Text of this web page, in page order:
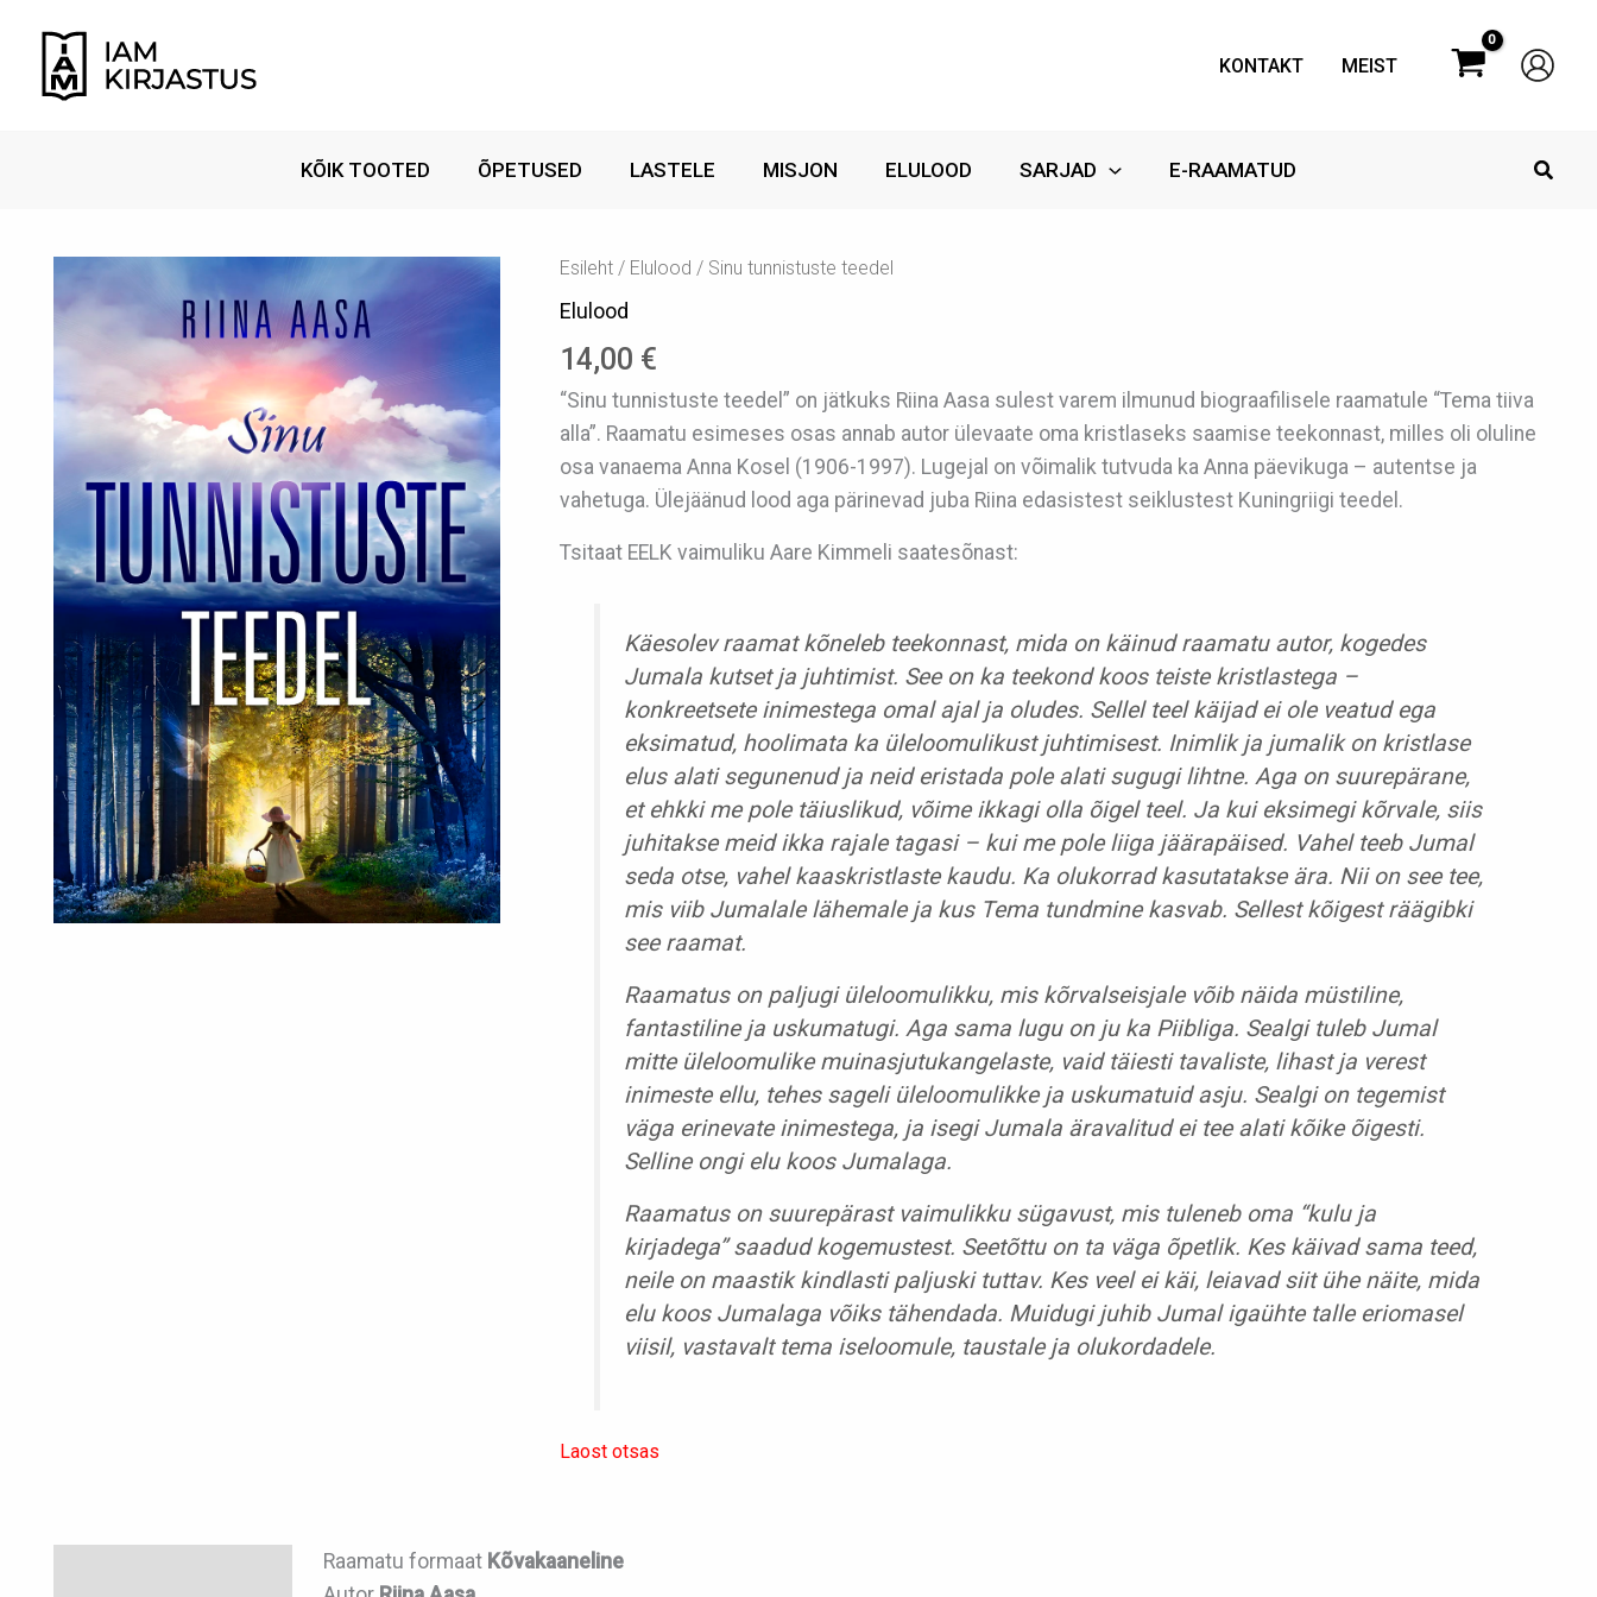
content
KONTAKT MEIST
KÕIK TOOTED ÕPETUSED LASTELE MISJON ELULOOD SARJAD E-RAAMATUD
Esileht / Elulood / Sinu tunnistuste teedel
Elulood
14,00 €
“Sinu tunnistuste teedel” on jätkuks Riina Aasa sulest varem ilmunud biograafilisele raamatule “Tema tiiva
alla”. Raamatu esimeses osas annab autor ülevaate oma kristlaseks saamise teekonnast, milles oli oluline
osa vanaema Anna Kosel (1906-1997). Lugejal on võimalik tutvuda ka Anna päevikuga – autentse ja
vahetuga. Ülejäänud lood aga pärinevad juba Riina edasistest seiklustest Kuningriigi teedel.
Tsitaat EELK vaimuliku Aare Kimmeli saatesõnast:
Käesolev raamat kõneleb teekonnast, mida on käinud raamatu autor, kogedes
Jumala kutset ja juhtimist. See on ka teekond koos teiste kristlastega –
konkreetsete inimestega omal ajal ja oludes. Sellel teel käijad ei ole veatud ega
eksimatud, hoolimata ka üleloomulikust juhtimisest. Inimlik ja jumalik on kristlase
elus alati segunenud ja neid eristada pole alati sugugi lihtne. Aga on suurepärane,
et ehkki me pole täiuslikud, võime ikkagi olla õigel teel. Ja kui eksimegi kõrvale, siis
juhitakse meid ikka rajale tagasi – kui me pole liiga jäärapäised. Vahel teeb Jumal
seda otse, vahel kaaskristlaste kaudu. Ka olukorrad kasutatakse ära. Nii on see tee,
mis viib Jumalale lähemale ja kus Tema tundmine kasvab. Sellest kõigest räägibki
see raamat.
Raamatus on paljugi üleloomulikku, mis kõrvalseisjale võib näida müstiline,
fantastiline ja uskumatugi. Aga sama lugu on ju ka Piibliga. Sealgi tuleb Jumal
mitte üleloomulike muinasjutukangelaste, vaid täiesti tavaliste, lihast ja verest
inimeste ellu, tehes sageli üleloomulikke ja uskumatuid asju. Sealgi on tegemist
väga erinevate inimestega, ja isegi Jumala äravalitud ei tee alati kõike õigesti.
Selline ongi elu koos Jumalaga.
Raamatus on suurepärast vaimulikku sügavust, mis tuleneb oma “kulu ja
kirjadega” saadud kogemustest. Seetõttu on ta väga õpetlik. Kes käivad sama teed,
neile on maastik kindlasti paljuski tuttav. Kes veel ei käi, leiavad siit ühe näite, mida
elu koos Jumalaga võiks tähendada. Muidugi juhib Jumal igaühte talle eriomasel
viisil, vastavalt tema iseloomule, taustale ja olukordadele.
Laost otsas
Raamatu formaat Kõvakaaneline